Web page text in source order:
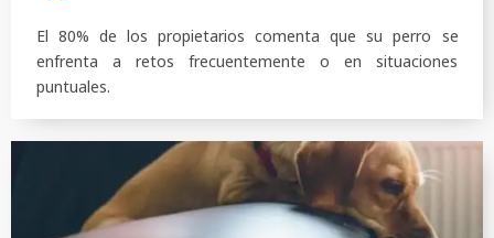
El 80% de los propietarios comenta que su perro se
enfrenta a retos frecuentemente o en situaciones
puntuales.